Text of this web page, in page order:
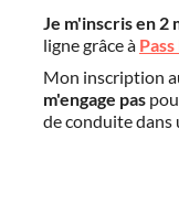
Je m'inscris en 2
ligne grâce à
Mon inscription
m'engage pas
de conduite dans